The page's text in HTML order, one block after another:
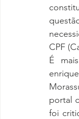
CPF
É
portal
foi